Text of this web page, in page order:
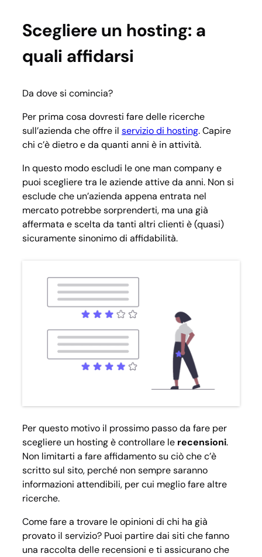
Scegliere un hosting: a
quali affidarsi
Da dove si comincia?
Per prima cosa dovresti fare delle ricerche
sull’azienda che offre il servizio di hosting. Capire
chi c’è dietro e da quanti anni è in attività.
In questo modo escludi le one man company e
puoi scegliere tra le aziende attive da anni. Non si
esclude che un’azienda appena entrata nel
mercato potrebbe sorprenderti, ma una già
affermata e scelta da tanti altri clienti è (quasi)
sicuramente sinonimo di affidabilità.
Per questo motivo il prossimo passo da fare per
scegliere un hosting è controllare le recensioni.
Non limitarti a fare affidamento su ciò che c’è
scritto sul sito, perché non sempre saranno
informazioni attendibili, per cui meglio fare altre
ricerche.
Come fare a trovare le opinioni di chi ha già
provato il servizio? Puoi partire dai siti che fanno
una raccolta delle recensioni e ti assicurano che